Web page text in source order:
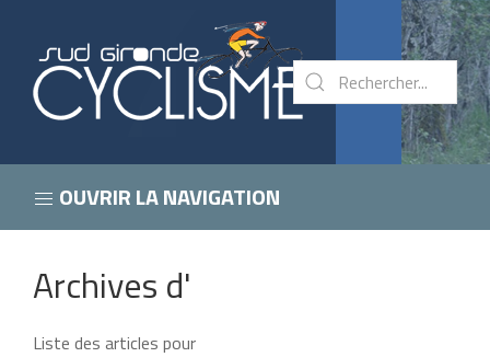
OUVRIR LA NAVIGATION
Archives d'
Liste des articles pour